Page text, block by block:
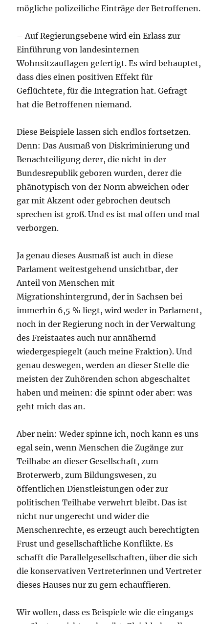
mögliche polizeiliche Einträge der Betroffenen.
– Auf Regierungsebene wird ein Erlass zur
Einführung von landesinternen
Wohnsitzauflagen gefertigt. Es wird behauptet,
dass dies einen positiven Effekt für
Geflüchtete, für die Integration hat. Gefragt
hat die Betroffenen niemand.
Diese Beispiele lassen sich endlos fortsetzen.
Denn: Das Ausmaß von Diskriminierung und
Benachteiligung derer, die nicht in der
Bundesrepublik geboren wurden, derer die
phänotypisch von der Norm abweichen oder
gar mit Akzent oder gebrochen deutsch
sprechen ist groß. Und es ist mal offen und mal
verborgen.
Ja genau dieses Ausmaß ist auch in diese
Parlament weitestgehend unsichtbar, der
Anteil von Menschen mit
Migrationshintergrund, der in Sachsen bei
immerhin 6,5 % liegt, wird weder in Parlament,
noch in der Regierung noch in der Verwaltung
des Freistaates auch nur annähernd
wiedergespiegelt (auch meine Fraktion). Und
genau deswegen, werden an dieser Stelle die
meisten der Zuhörenden schon abgeschaltet
haben und meinen: die spinnt oder aber: was
geht mich das an.
Aber nein: Weder spinne ich, noch kann es uns
egal sein, wenn Menschen die Zugänge zur
Teilhabe an dieser Gesellschaft, zum
Broterwerb, zum Bildungswesen, zu
öffentlichen Dienstleistungen oder zur
politischen Teilhabe verwehrt bleibt. Das ist
nicht nur ungerecht und wider die
Menschenrechte, es erzeugt auch berechtigten
Frust und gesellschaftliche Konflikte. Es
schafft die Parallelgesellschaften, über die sich
die konservativen Vertreterinnen und Vertreter
dieses Hauses nur zu gern echauffieren.
Wir wollen, dass es Beispiele wie die eingangs